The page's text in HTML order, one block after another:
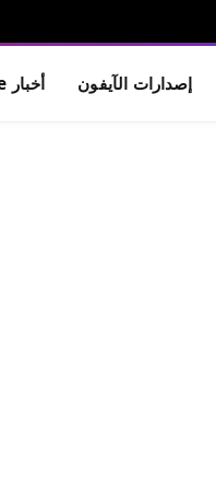
إصدارات الآيفون أخبار Apple